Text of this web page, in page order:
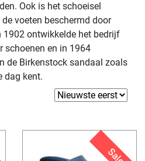
Ook is het schoeisel
voeten beschermd door
1902 ontwikkelde het bedrijf
schoenen en in 1964
de Birkenstock sandaal zoals
dag kent.
Sale